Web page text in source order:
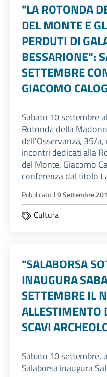
"LA ROTONDA
DEL MONTE E
PERDUTI DI
BESSARIONE":
SETTEMBRE
GIACOMO
Sabato 10 settembre
Rotonda della
dell'Osservanza, 35/
incontri dedicati alla
del Monte, Giacomo
conferenza dal titolo
Pubblicato il 9 Settembre
Cultura
"SALABORSA
INAUGURA
SETTEMBRE IL
ALLESTIMENTO
SCAVI
Sabato 10 settembre,
Salaborsa inaugura